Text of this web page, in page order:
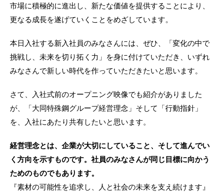
市場に積極的に進出し、新たな価値を提供することにより、
更なる成長を遂げていくことをめざしています。
本日入社する新入社員のみなさんには、ぜひ、「変化の中で
挑戦し、未来を切り拓く力」を身に付けていただき、いずれ
みなさんで新しい時代を作っていただきたいと思います。
さて、入社式前のオープニング映像でも紹介がありました
が、「大同特殊鋼グループ経営理念」そして「行動指針」
を、入社にあたり共有したいと思います。
経営理念とは、企業が大切にしていること、そして進んでい
く方向を示すものです。社員のみなさんが同じ目標に向かう
ためのものでもあります。
『素材の可能性を追求し、人と社会の未来を支え続けます』